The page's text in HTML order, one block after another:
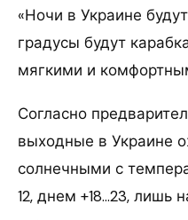
«Ночи в Украине
градусы будут
мягкими и
Согласно
выходные в Украине
солнечными с
12, днем +18…23, лишь